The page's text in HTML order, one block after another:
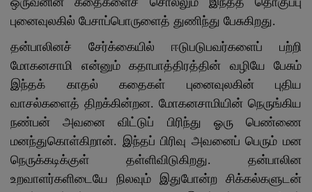
புனைவுலகில் பேசாப்பொருளைத் துணிந்து பேசுகிறது.
தன்பாலினச் சேர்க்கையில் ஈடுபடுபவர்களைப் பற்றி
மோகனசாமி என்னும் கதாபாத்திரத்தின் வழியே பேசும்
இந்தக் காதல் கதைகள் புனைவுலகின் புதிய
வாசல்களைத் திறக்கின்றன. மோகனசாமியின் நெருங்கிய
நண்பன் அவனை விட்டுப் பிரிந்து ஓரு பெண்ணை
மனந்துகொள்கிறான். இந்தப் பிரிவு அவனைப் பெரும் மன
நெருக்கடிக்குள் தள்ளிவிடுகிறது. தன்பாலின
உறவாளர்களிடையே நிலவும் இதுபோன்ற சிக்கல்களுடன்